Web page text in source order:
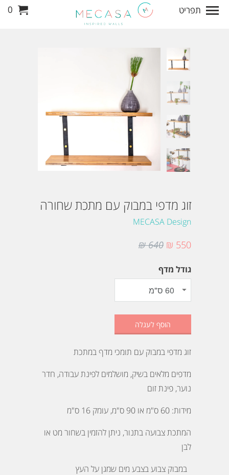
זוג מדפי במבוק עם מתכת שחורה
MECASA Design
550 ₪
640 ₪
גודל מדף
הוסף לעגלה
זוג מדפי במבוק עם תומכי מדף במתכת
מדפים מלאים בשיק, מושלמים לפינת עבודה, חדר
נוער, פינת זום
מידות: 60 ס"מ או 90 ס"מ, עומק 16 ס"מ
המתכת צבועה בתנור, ניתן להזמין בשחור מט או
לבן
במבוק צבוע בצבע מים שמגן על העץ
0 תפריט